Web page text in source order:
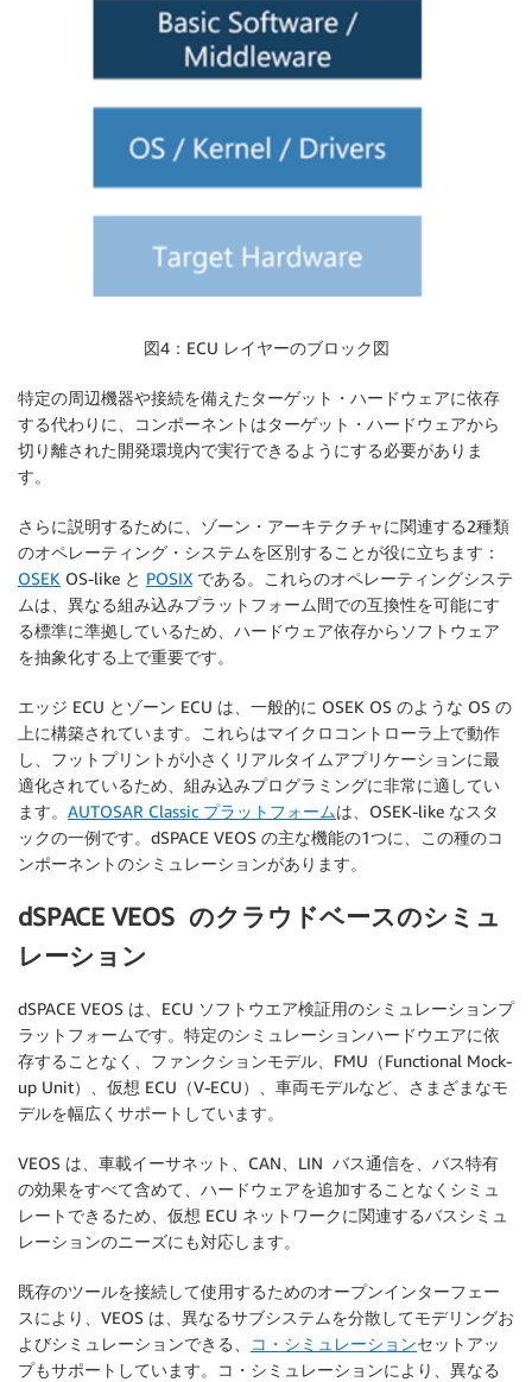
図4：ECU レイヤーのブロック図
特定の周辺機器や接続を備えたターゲット・ハードウェアに依存
する代わりに、コンポーネントはターゲット・ハードウェアから
切り離された開発環境内で実行できるようにする必要がありま
す。
さらに説明するために、ゾーン・アーキテクチャに関連する2種類
のオペレーティング・システムを区別することが役に立ちます：
OSEK OS-like と POSIX である。これらのオペレーティングシステ
ムは、異なる組み込みプラットフォーム間での互換性を可能にす
る標準に準拠しているため、ハードウェア依存からソフトウェア
を抽象化する上で重要です。
エッジ ECU とゾーン ECU は、一般的に OSEK OS のような OS の
上に構築されています。これらはマイクロコントローラ上で動作
し、フットプリントが小さくリアルタイムアプリケーションに最
適化されているため、組み込みプログラミングに非常に適してい
ます。 AUTOSAR Classic プラットフォームは、OSEK-like なスタ
ックの一例です。dSPACE VEOS の主な機能の1つに、この種のコ
ンポーネントのシミュレーションがあります。
dSPACE VEOS のクラウドベースのシミュ
レーション
dSPACE VEOS は、ECU ソフトウエア検証用のシミュレーションプ
ラットフォームです。特定のシミュレーションハードウエアに依
存することなく、ファンクションモデル、FMU（Functional Mock-
up Unit）、仮想 ECU（V-ECU）、車両モデルなど、さまざまなモ
デルを幅広くサポートしています。
VEOS は、車載イーサネット、CAN、LIN バス通信を、バス特有
の効果をすべて含めて、ハードウェアを追加することなくシミュ
レートできるため、仮想 ECU ネットワークに関連するバスシミュ
レーションのニーズにも対応します。
既存のツールを接続して使用するためのオープンインターフェー
スにより、VEOS は、異なるサブシステムを分散してモデリングお
よびシミュレーションできる、
コ・シミュレーションセットアッ
プもサポートしています。コ・シミュレーションにより、異なる